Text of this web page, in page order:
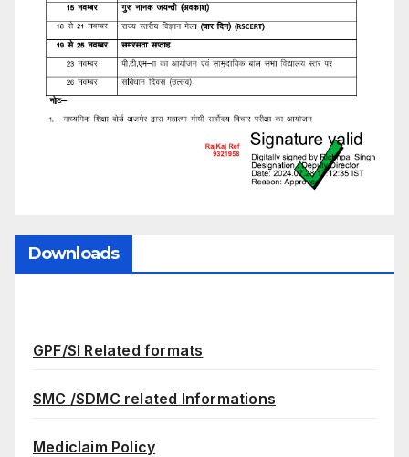
Downloads
GPF/SI Related formats
SMC /SDMC related Informations
Mediclaim Policy